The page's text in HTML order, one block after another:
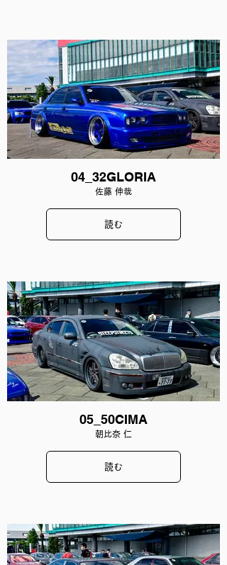
04_32GLORIA
佐藤 伸哉
読む
05_50CIMA
朝比奈 仁
読む